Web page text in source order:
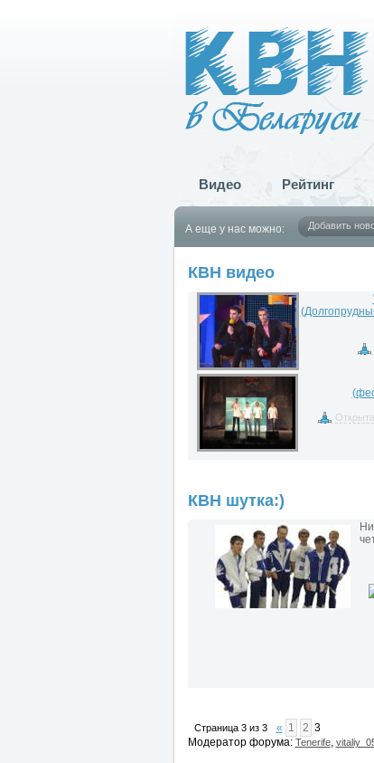
Видео Рейтинг
А еще у нас можно: Добавить
КВН видео
КВН шутка:)
Страница 3из 3 « 1 2 3
Модератор форума: Tenerife,